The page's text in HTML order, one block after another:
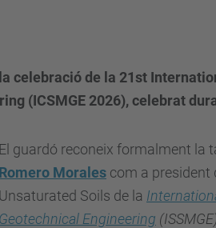
celebració de la 21st
(ICSMGE 2026), celebrat
El guardó reconeix formalment la
Romero Morales com a president
Unsaturated Soils de la
Geotechnical Engineering